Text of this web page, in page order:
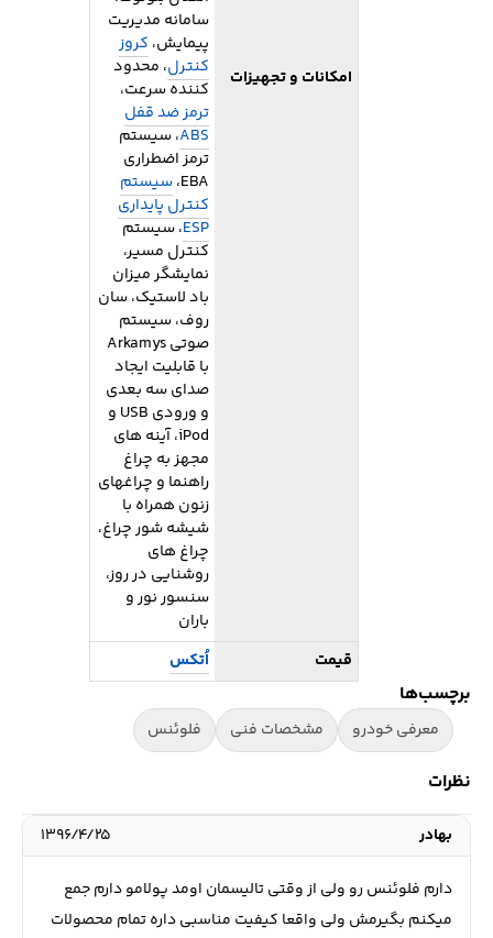
امکانات و تجهیزات
سامانه مدیریت
پیمایش، کروز
کنترل، محدود
کننده سرعت،
ترمز ضد قفل
ABS، سیستم
ترمز اضطراری
EBA، سیستم
کنترل پایداری
ESP، سیستم
کنترل مسیر،
نمایشگر میزان
باد لاستیک، سان
روف، سیستم
صوتی Arkamys
با قابلیت ایجاد
صدای سه بعدی
و ورودی USB و
iPod، آینه های
مجهز به چراغ
راهنما و چراغهای
زنون همراه با
شیشه شور چراغ،
چراغ های
روشنایی در روز،
سنسور نور و
باران
قیمت
اُتکس
برچسب‌ها
معرفی خودرو مشخصات فنی فلوئنس
نظرات
بهادر ۱۳۹۶/۴/۲۵
دارم فلوئنس رو ولی از وقتی تالیسمان اومد پولامو دارم جمع
میکنم بگیرمش ولی واقعا کیفیت مناسبی داره تمام محصولات